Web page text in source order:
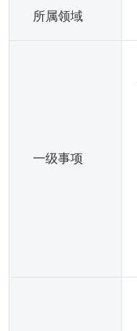
所属领域
一级事项